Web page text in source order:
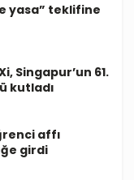
yasa” teklifine
Singapur’un 61.
kutladı
affı
girdi